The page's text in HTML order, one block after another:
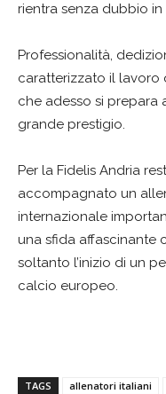
rientra senza dubbio
Professionalità,
caratterizzato il lavoro
che adesso si prepara
grande prestigio.
Per la Fidelis Andria
accompagnato un
internazionale
una sfida affascinante
soltanto l’inizio di un
calcio europeo.
TAGS allenatori italiani